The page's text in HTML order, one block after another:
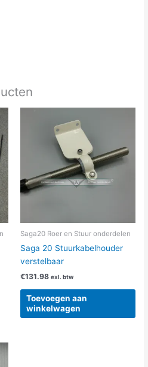
Saga20 Roer en Stuur onderdelen
Saga 20 Stuurkabelhouder
verstelbaar
€131.98 exl. btw
Toevoegen aan
winkelwagen